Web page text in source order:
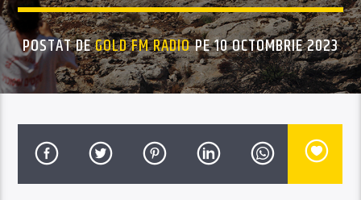
POSTAT DEGOLD FM RADIOPE 10 OCTOMBRIE 2023